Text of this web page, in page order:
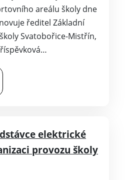
areálu školy dne
ředitel Základní
Svatobořice-Mistřín,
elektrické
provozu školy